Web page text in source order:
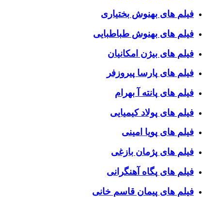
فیلم های بهنوش بختیاری
فیلم های بهنوش طباطبایی
فیلم های بیژن امکانیان
فیلم های پارسا پیروزفر
فیلم های پانته آ بهرام
فیلم های پولاد کیمیایی
فیلم های پویا امینی
فیلم های پژمان بازغی
فیلم های پگاه آهنگرانی
فیلم های پیمان قاسم خانی